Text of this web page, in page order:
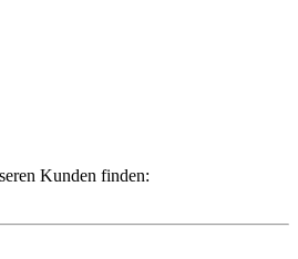
Kunden finden: